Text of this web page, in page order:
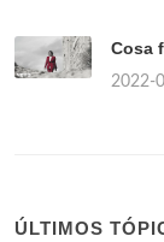
Cosa
2022-
ÚLTIMOS